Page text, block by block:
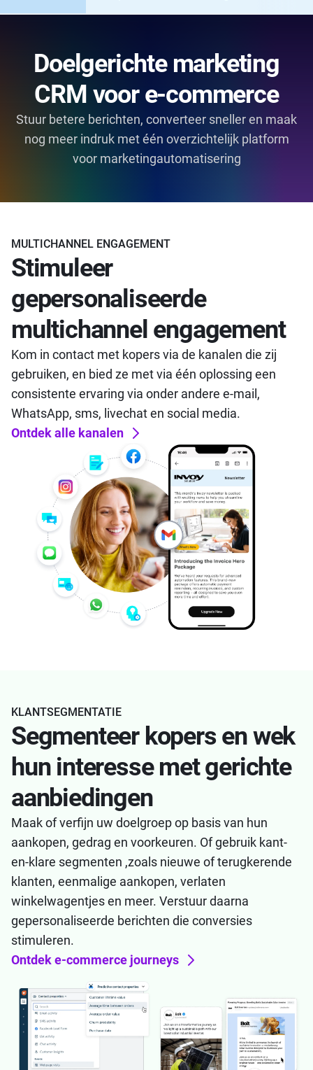
Doelgerichte marketing
CRM voor e-commerce
Stuur betere berichten, converteer sneller en maak
nog meer indruk met één overzichtelijk platform
voor marketingautomatisering
MULTICHANNEL ENGAGEMENT
Stimuleer
gepersonaliseerde
multichannel engagement
Kom in contact met kopers via de kanalen die zij
gebruiken, en bied ze met via één oplossing een
consistente ervaring via onder andere e-mail,
WhatsApp, sms, livechat en social media.
Ontdek alle kanalen
KLANTSEGMENTATIE
Segmenteer kopers en wek
hun interesse met gerichte
aanbiedingen
Maak of verfijn uw doelgroep op basis van hun
aankopen, gedrag en voorkeuren. Of gebruik kant-
en-klare segmenten ,zoals nieuwe of terugkerende
klanten, eenmalige aankopen, verlaten
winkelwagentjes en meer. Verstuur daarna
gepersonaliseerde berichten die conversies
stimuleren.
Ontdek e-commerce journeys